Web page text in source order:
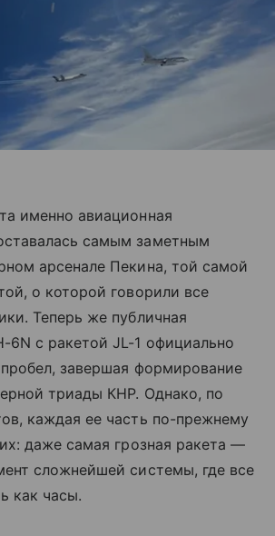
именно авиационная
самым заметным
арсенале Пекина, той самой
о которой говорили все
Теперь же публичная
6N с ракетой JL-1 официально
завершая формирование
триады КНР. Однако, по
каждая ее часть по-прежнему
даже самая грозная ракета —
сложнейшей системы, где все
как часы.